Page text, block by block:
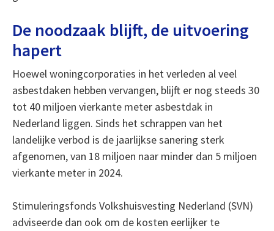
De noodzaak blijft, de uitvoering
hapert
Hoewel woningcorporaties in het verleden al veel
asbestdaken hebben vervangen, blijft er nog steeds 30
tot 40 miljoen vierkante meter asbestdak in
Nederland liggen. Sinds het schrappen van het
landelijke verbod is de jaarlijkse sanering sterk
afgenomen, van 18 miljoen naar minder dan 5 miljoen
vierkante meter in 2024.
Stimuleringsfonds Volkshuisvesting Nederland (SVN)
adviseerde dan ook om de kosten eerlijker te